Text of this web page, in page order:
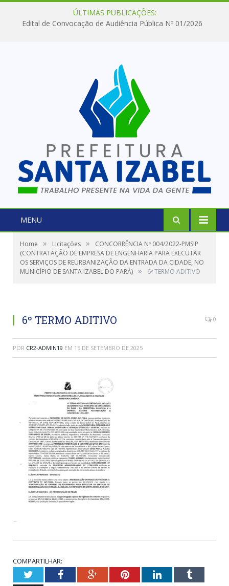
ÚLTIMAS PUBLICAÇÕES:
Edital de Convocação de Audiência Pública Nº 01/2026
MENU
Home » Licitações »
CONCORRÊNCIA Nº 004/2022-PMSIP
(CONTRATAÇÃO DE EMPRESA DE ENGENHARIA PARA EXECUTAR
OS SERVIÇOS DE REURBANIZAÇÃO DA ENTRADA DA CIDADE, NO
MUNICÍPIO DE SANTA IZABEL DO PARÁ) » 6º TERMO ADITIVO
6º TERMO ADITIVO 0
POR CR2-ADMIN19 EM 15 DE SETEMBRO DE 2025
COMPARTILHAR:
TwitterFacebookGoogle+PinterestLinkedInTumblr